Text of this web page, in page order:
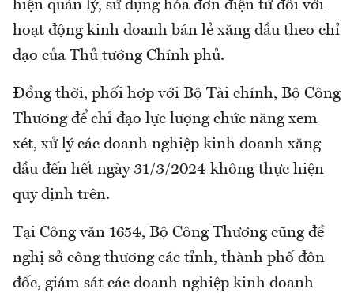
hiện quản lý, sử dụng hóa đơn điện tử đối với
hoạt động kinh doanh bán lẻ xăng dầu theo chỉ
đạo của Thủ tướng Chính phủ.
Đồng thời, phối hợp với Bộ Tài chính, Bộ Công
Thương để chỉ đạo lực lượng chức năng xem
xét, xử lý các doanh nghiệp kinh doanh xăng
dầu đến hết ngày 31/3/2024 không thực hiện
quy định trên.
Tại Công văn 1654, Bộ Công Thương cũng đề
nghị sở công thương các tỉnh, thành phố đôn
đốc, giám sát các doanh nghiệp kinh doanh